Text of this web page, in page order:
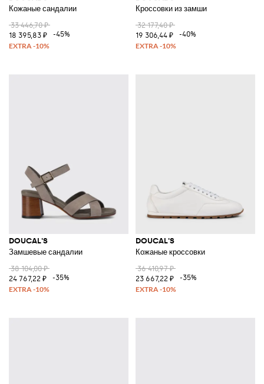
Кожаные сандалии
33 446,70 ₽
18 395,83 ₽
-45%
Кроссовки из замши
32 177,40 ₽
19 306,44 ₽
-40%
DOUCAL'S
Замшевые сандалии
38 104,00 ₽
24 767,22 ₽
-35%
DOUCAL'S
Кожаные кроссовки
36 410,97 ₽
23 667,22 ₽
-35%